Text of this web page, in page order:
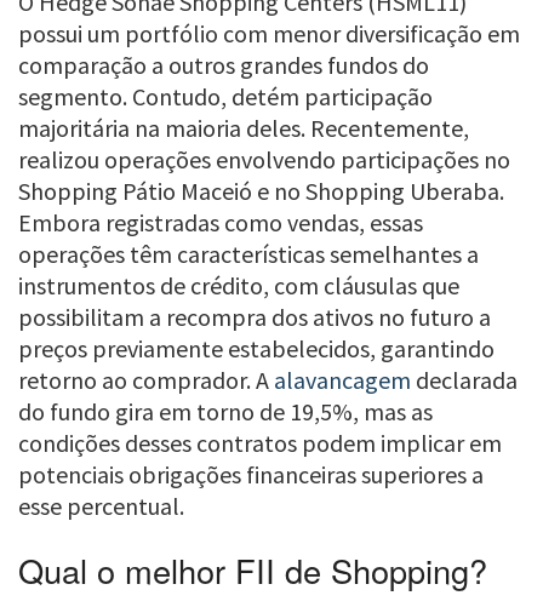
possui um portfólio com menor diversificação em
comparação a outros grandes fundos do
segmento. Contudo, detém participação
majoritária na maioria deles. Recentemente,
realizou operações envolvendo participações no
Shopping Pátio Maceió e no Shopping Uberaba.
Embora registradas como vendas, essas
operações têm características semelhantes a
instrumentos de crédito, com cláusulas que
possibilitam a recompra dos ativos no futuro a
preços previamente estabelecidos, garantindo
retorno ao comprador. A alavancagem declarada
do fundo gira em torno de 19,5%, mas as
condições desses contratos podem implicar em
potenciais obrigações financeiras superiores a
esse percentual.
Qual o melhor FII de Shopping?